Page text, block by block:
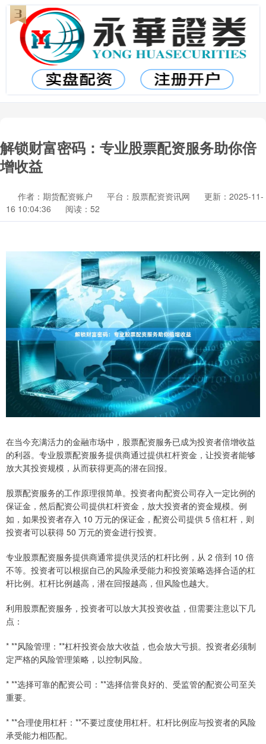
解锁财富密码：专业股票配资服务助你倍
增收益
作者：期货配资账户 平台：股票配资资讯网
更新：2025-11-
16 10:04:36
阅读：52
在当今充满活力的金融市场中，股票配资服务已成为投资者倍增收益
的利器。专业股票配资服务提供商通过提供杠杆资金，让投资者能够
放大其投资规模，从而获得更高的潜在回报。
股票配资服务的工作原理很简单。投资者向配资公司存入一定比例的
保证金，然后配资公司提供杠杆资金，放大投资者的资金规模。例
如，如果投资者存入 10 万元的保证金，配资公司提供 5 倍杠杆，则
投资者可以获得 50 万元的资金进行投资。
专业股票配资服务提供商通常提供灵活的杠杆比例，从 2 倍到 10 倍
不等。投资者可以根据自己的风险承受能力和投资策略选择合适的杠
杆比例。杠杆比例越高，潜在回报越高，但风险也越大。
利用股票配资服务，投资者可以放大其投资收益，但需要注意以下几
点：
* **风险管理：**杠杆投资会放大收益，也会放大亏损。投资者必须制
定严格的风险管理策略，以控制风险。
* **选择可靠的配资公司：**选择信誉良好的、受监管的配资公司至关
重要。
* **合理使用杠杆：**不要过度使用杠杆。杠杆比例应与投资者的风险
承受能力相匹配。